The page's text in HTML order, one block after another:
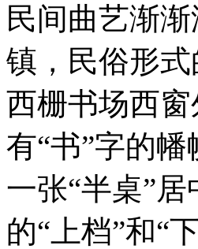
民间曲艺渐
镇，民俗形
西栅书场西
有“书”字的
一张“半桌”
的“上档”和“